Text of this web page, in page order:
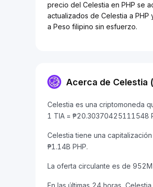
precio del Celestia en PHP se
actualizados de Celestia a
a Peso filipino sin esfuerzo.
Acerca de Celestia
Celestia es una criptomoneda
1 TIA = ₱20.30370425111548
Celestia tiene una
₱1.14B PHP.
La oferta circulante es de 952M
En las últimas 24 horas,